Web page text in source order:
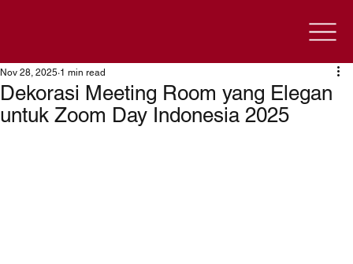
Dekorasi Meeting Room yang Elegan
untuk Zoom Day Indonesia 2025
Nov 28, 2025 1 min read